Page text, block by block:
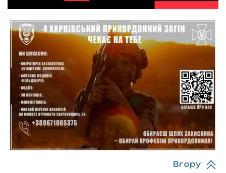
20:34
17 лип
Кохання попри все: як українці створюють сім’ї
в реаліях 2026 року
13:52
15 лип
І волейбол, і хімія на “відмінно”: неймовірна
історія успіху випускниці з Краснопілля
Анастасії Гонтар
13:27
15 лип
НБУ вводить нову банкноту 2 000 грн із
портретом легендарного українця: що
зміниться для наших гаманців
13:22
15 лип
Гаманець у шоці: які продукти в Україні різко
подешевшали, а за що доведеться платити
Вгору